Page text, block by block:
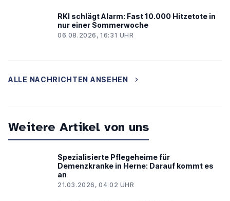
RKI schlägt Alarm: Fast 10.000 Hitzetote in
nur einer Sommerwoche
06.08.2026, 16:31 UHR
ALLE NACHRICHTEN ANSEHEN
Weitere Artikel von uns
Spezialisierte Pflegeheime für
Demenzkranke in Herne: Darauf kommt es
an
21.03.2026, 04:02 UHR